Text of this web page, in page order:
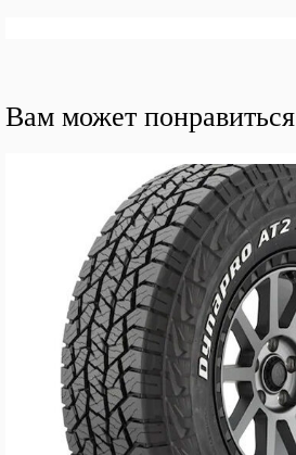
Вам может понравиться